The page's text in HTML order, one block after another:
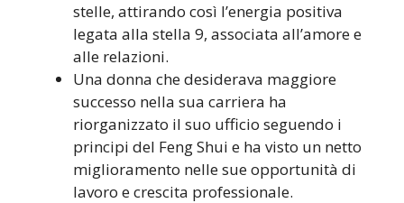
stelle, attirando così l’energia positiva
legata alla stella 9, associata all’amore e
alle relazioni.
Una donna che desiderava maggiore
successo nella sua carriera ha
riorganizzato il suo ufficio seguendo i
principi del Feng Shui e ha visto un netto
miglioramento nelle sue opportunità di
lavoro e crescita professionale.